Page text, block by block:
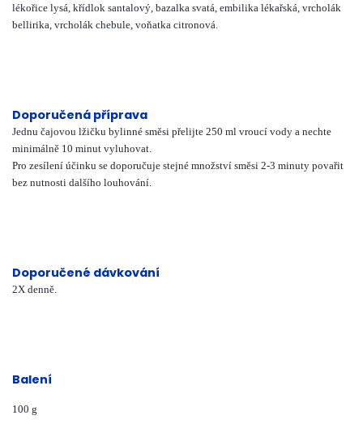
lékořice lysá, křídlok santalový, bazalka svatá, embilika lékařská, vrcholák
bellirika, vrcholák chebule, voňatka citronová.
Doporučená příprava
Jednu čajovou lžičku bylinné směsi přelijte 250 ml vroucí vody a nechte
minimálně 10 minut vyluhovat.
Pro zesílení účinku se doporučuje stejné množství směsi 2-3 minuty povařit
bez nutnosti dalšího louhování.
Doporučené dávkování
2X denně.
Balení
100 g